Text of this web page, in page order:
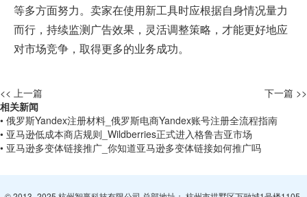
等多方面努力。卖家在使用新工具时应根据自身情况量力
而行，持续监测广告效果，灵活调整策略，才能更好地应
对市场竞争，取得更多的业务成功。
<< 上一篇
下一篇 >>
相关新闻
• 俄罗斯Yandex注册材料_俄罗斯电商Yandex账号注册全流程指南
• 亚马逊低成本商店规则_Wildberries正式进入格鲁吉亚市场
• 亚马逊多变体链接推广_你知道亚马逊多变体链接如何推广吗